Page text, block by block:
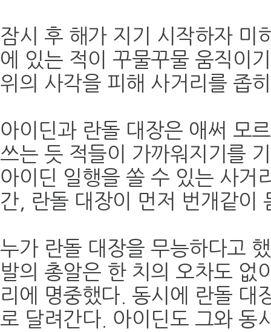
잠시 후 해가 지기 시작하자 미
에 있는 적이 꾸물꾸물 움직이
위의 사각을 피해 사거리를 좁
아이딘과 란돌 대장은 애써 모
쓰는 듯 적들이 가까워지기를
아이딘 일행을 쏠 수 있는 사거
간, 란돌 대장이 먼저 번개같이
누가 란돌 대장을 무능하다고
발의 총알은 한 치의 오차도 없
리에 명중했다. 동시에 란돌 대
로 달려간다. 아이딘도 그와 동